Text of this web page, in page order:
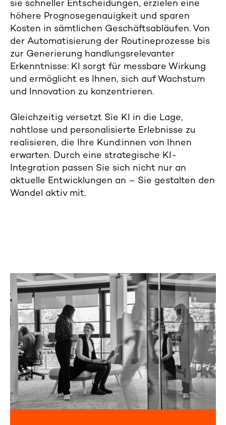
sie schneller Entscheidungen, erzielen eine
höhere Prognosegenauigkeit und sparen
Kosten in sämtlichen Geschäftsabläufen. Von
der Automatisierung der Routineprozesse bis
zur Generierung handlungsrelevanter
Erkenntnisse: KI sorgt für messbare Wirkung
und ermöglicht es Ihnen, sich auf Wachstum
und Innovation zu konzentrieren.
Gleichzeitig versetzt Sie KI in die Lage,
nahtlose und personalisierte Erlebnisse zu
realisieren, die Ihre Kund:innen von Ihnen
erwarten. Durch eine strategische KI-
Integration passen Sie sich nicht nur an
aktuelle Entwicklungen an – Sie gestalten den
Wandel aktiv mit.